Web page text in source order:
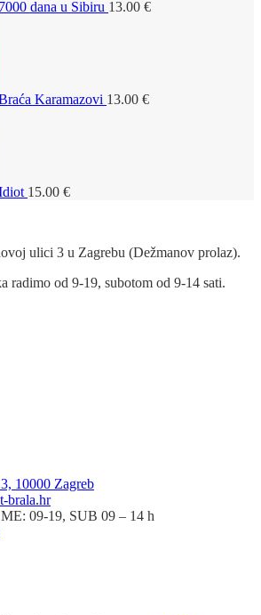
7000 dana u Sibiru 13.00 €
Karamazovi 13.00 €
15.00 €
ulici 3 u Zagrebu (Dežmanov prolaz).
radimo od 9-19, subotom od 9-14 sati.
10000 Zagreb
brala.hr
09-19, SUB 09 – 14 h